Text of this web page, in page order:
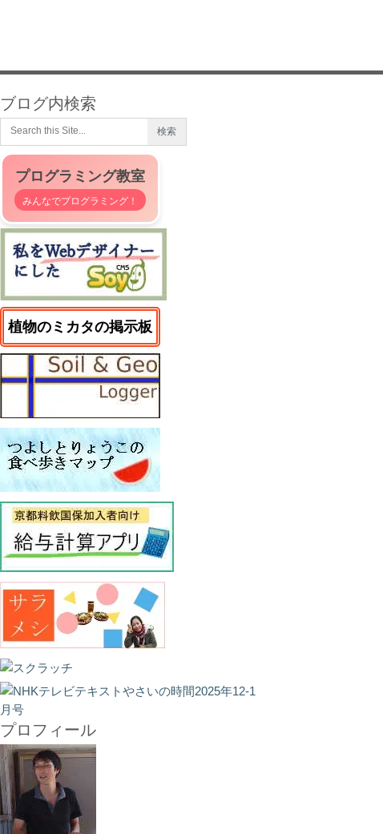
ブログ内検索
プログラミング教室
みんなでプログラミング！
植物のミカタの掲示板
プロフィール